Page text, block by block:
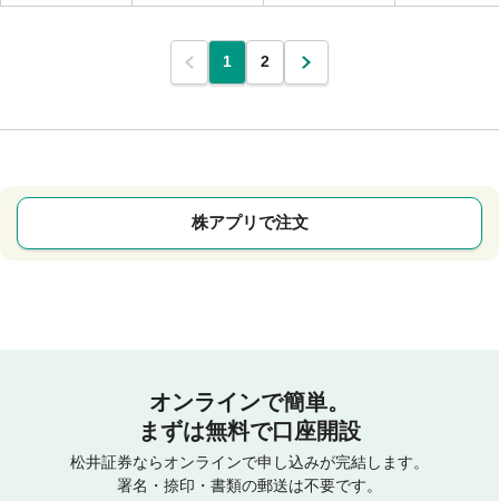
1 2
株アプリで注文
オンラインで簡単。
まずは無料で口座開設
松井証券ならオンラインで申し込みが完結します。
署名・捺印・書類の郵送は不要です。